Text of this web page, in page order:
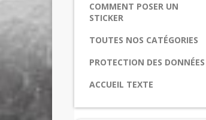
COMMENT POSER UN
STICKER
TOUTES NOS CATÉGORIES
PROTECTION DES DONNÉES
ACCUEIL TEXTE